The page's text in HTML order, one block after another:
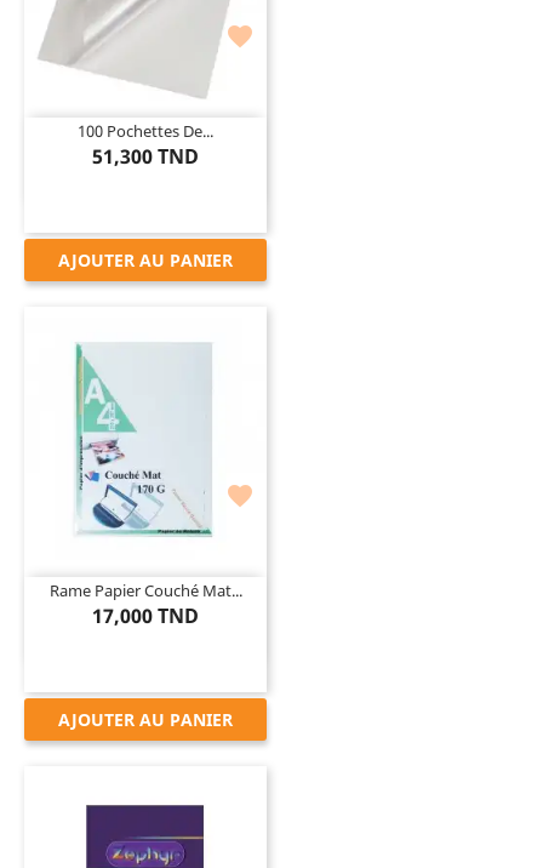

100 Pochettes De...
51,300 TND
AJOUTER AU PANIER

Rame Papier Couché Mat...
17,000 TND
AJOUTER AU PANIER